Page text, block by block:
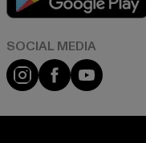
Instagram
FacebookYouTube